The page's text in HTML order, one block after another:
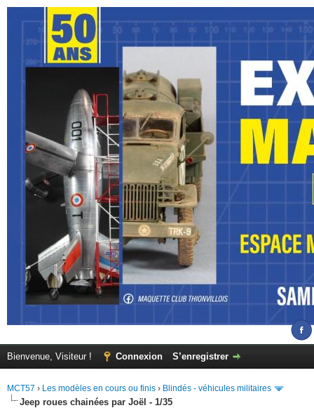
Bienvenue, Visiteur ! Connexion S’enregistrer
MCT57 › Les modèles en cours ou finis › Blindés - véhicules militaires
Jeep roues chainées par Joël - 1/35